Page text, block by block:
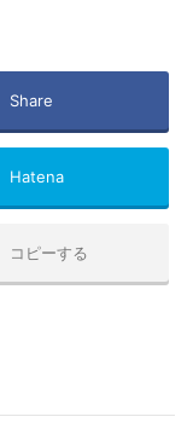
Share
Hatena
コピーする